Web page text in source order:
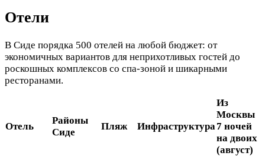
Отели
В Сиде порядка 500 отелей на любой бюджет: от
экономичных вариантов для неприхотливых гостей до
роскошных комплексов со спа-зоной и шикарными
ресторанами.
Отель
Районы
Сиде
Пляж Инфраструктура
Из
Москвы
7 ночей
на двоих
(август)